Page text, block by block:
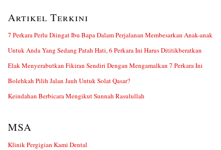
Artikel Terkini
7 Perkara Perlu Diingat Ibu Bapa Dalam Perjalanan Membesarkan Anak-anak
Untuk Anda Yang Sedang Patah Hati, 6 Perkara Ini Harus Dititikberatkan
Elak Menyerabutkan Fikiran Sendiri Dengan Mengamalkan 7 Perkara Ini
Bolehkah Pilih Jalan Jauh Untuk Solat Qasar?
Keindahan Berbicara Mengikut Sunnah Rasulullah
MSA
Klinik Pergigian Kami Dental